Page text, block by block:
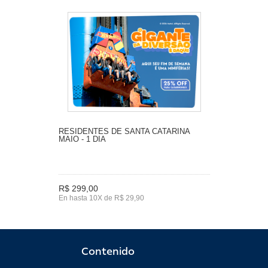
RESIDENTES DE SANTA CATARINA
MAIO - 1 DIA
R$ 299,00
En hasta 10X de R$ 29,90
Contenido